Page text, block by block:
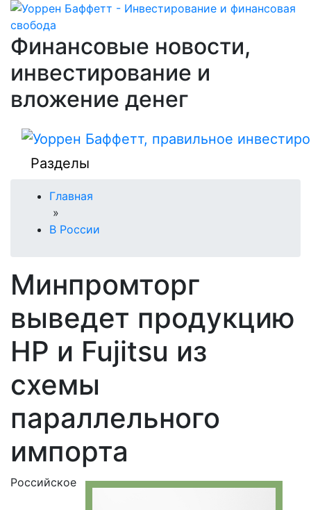
Финансовые новости,
инвестирование и
вложение денег
Разделы
Главная
»
В России
Минпромторг
выведет продукцию
HP и Fujitsu из
схемы
параллельного
импорта
Российское